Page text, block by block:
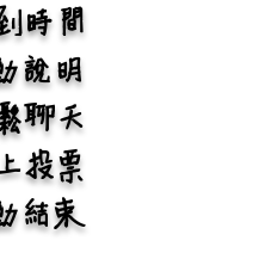
時間
說明
聊天
投票
結束